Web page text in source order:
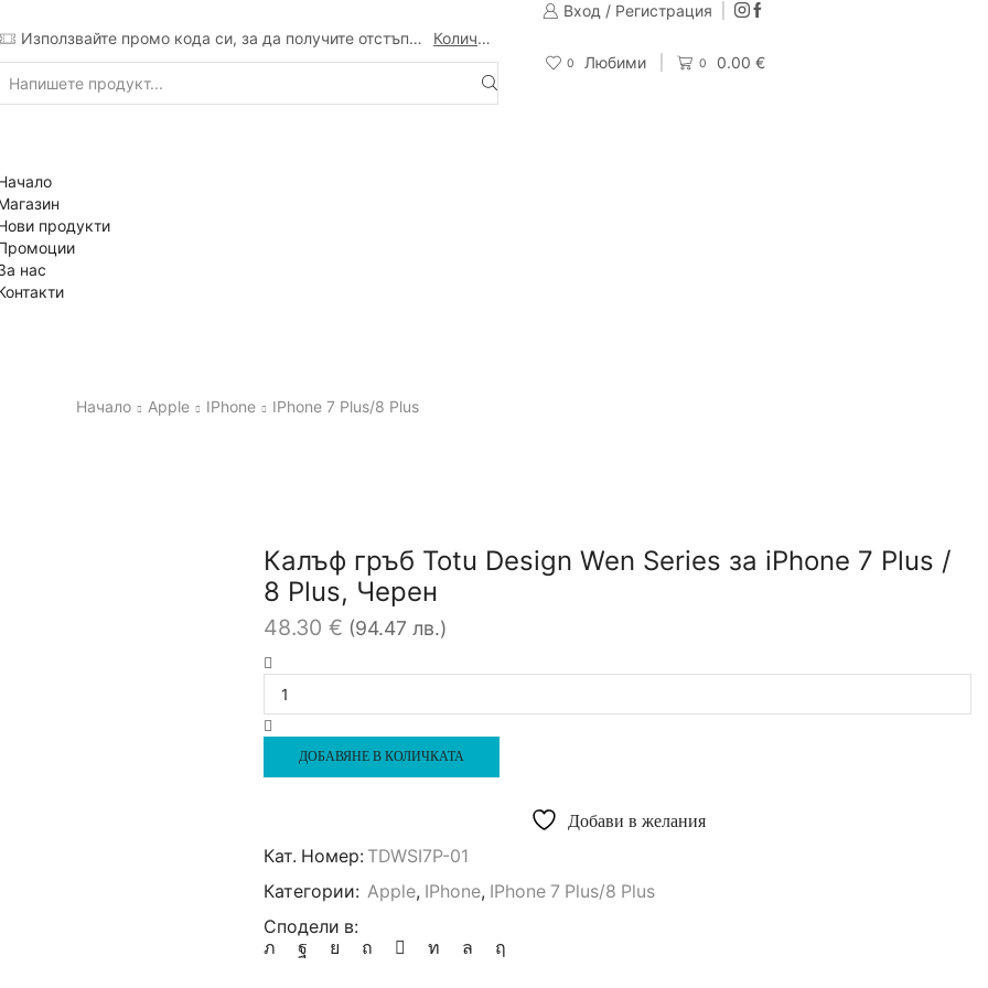
Вход / Регистрация
Използвайте промо кода си, за да получите отстъпка
Количка
0 Любими 0 0.00 €
продукти
нас
Начало Apple IPhone IPhone 7 Plus/8 Plus
Калъф гръб Totu Design Wen Series за iPhone 7 Plus /
8 Plus, Черен
48.30 € (94.47 лв.)
Калъф
Totu
iPhone
7
Plus
/
8
ДОБАВЯНЕ В КОЛИЧКАТА
Добави в желания
Кат. Номер: TDWSI7P-01
Категории: Apple, IPhone, IPhone 7 Plus/8 Plus
Сподели в: